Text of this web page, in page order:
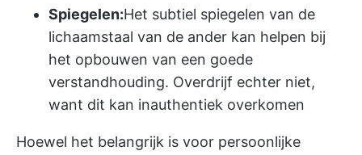
Spiegelen:Het subtiel spiegelen van de
lichaamstaal van de ander kan helpen bij
het opbouwen van een goede
verstandhouding. Overdrijf echter niet,
want dit kan inauthentiek overkomen
Hoewel het belangrijk is voor persoonlijke